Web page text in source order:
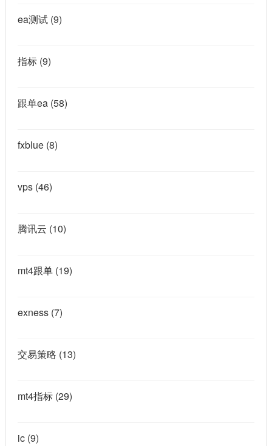
ea测试 (9)
指标 (9)
跟单ea (58)
fxblue (8)
vps (46)
腾讯云 (10)
mt4跟单 (19)
exness (7)
交易策略 (13)
mt4指标 (29)
ic (9)